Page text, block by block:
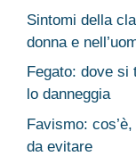
Sintomi della
donna e
Fegato: dove si
lo danneggia
Favismo:
da evitare